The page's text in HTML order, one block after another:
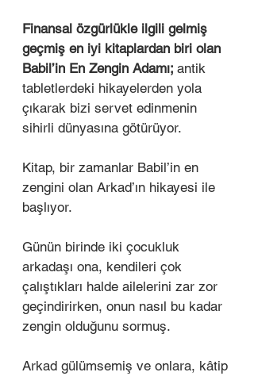
Finansal özgürlükle ilgili gelmiş
geçmiş en iyi kitaplardan biri olan
Babil’in En Zengin Adamı; antik
tabletlerdeki hikayelerden yola
çıkarak bizi servet edinmenin
sihirli dünyasına götürüyor.
Kitap, bir zamanlar Babil’in en
zengini olan Arkad’ın hikayesi ile
başlıyor.
Günün birinde iki çocukluk
arkadaşı ona, kendileri çok
çalıştıkları halde ailelerini zar zor
geçindirirken, onun nasıl bu kadar
zengin olduğunu sormuş.
Arkad gülümsemiş ve onlara, kâtip